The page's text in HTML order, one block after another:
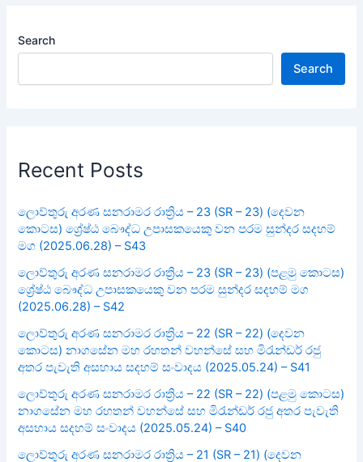
Search
Search
Recent Posts
ලොව්තුරු අරණ සනරාමර රාත්‍රිය – 23 (SR – 23) (දෙවන
කොටස) ශ්‍රේෂ්ඨ බෞද්ධ උපාසකයෙකු වන පරම සුන්දර සදහම්
මග (2025.06.28) – S43
ලොව්තුරු අරණ සනරාමර රාත්‍රිය – 23 (SR – 23) (පළමු කොටස)
ශ්‍රේෂ්ඨ බෞද්ධ උපාසකයෙකු වන පරම සුන්දර සදහම් මග
(2025.06.28) – S42
ලොව්තුරු අරණ සනරාමර රාත්‍රිය – 22 (SR – 22) (දෙවන
කොටස) නාගසේන මහ රහතන් වහන්සේ සහ මිරැන්ඩර් රජු
අතර පැවැති අසහාය සදහම් සංවාදය (2025.05.24) – S41
ලොව්තුරු අරණ සනරාමර රාත්‍රිය – 22 (SR – 22) (පළමු කොටස)
නාගසේන මහ රහතන් වහන්සේ සහ මිරැන්ඩර් රජු අතර පැවැති
අසහාය සදහම් සංවාදය (2025.05.24) – S40
ලොව්තුරු අරණ සනරාමර රාත්‍රිය – 21 (SR – 21) (දෙවන